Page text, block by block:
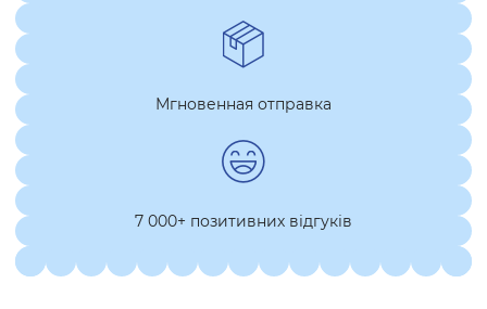
Мгновенная отправка
7 000+ позитивних відгуків